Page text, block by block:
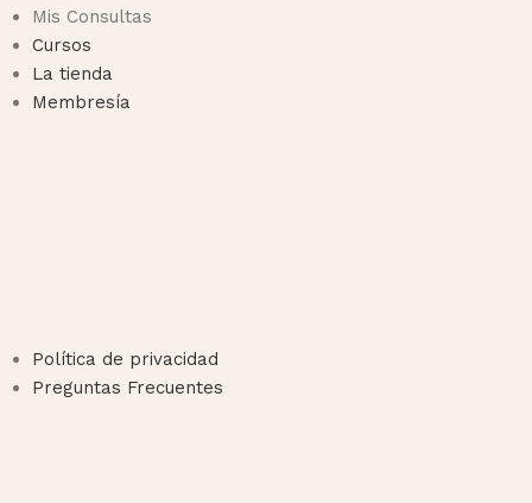
Mis Consultas
Cursos
La tienda
Membresía
Política de privacidad
Preguntas Frecuentes